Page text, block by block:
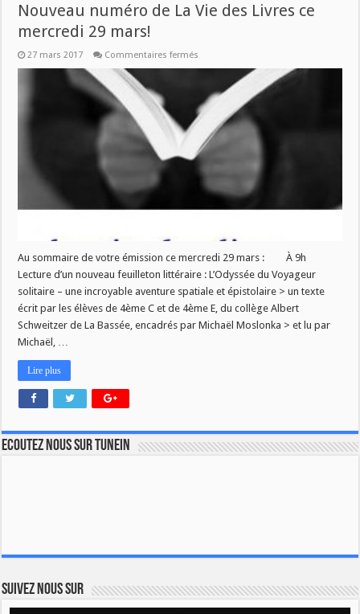
Nouveau numéro de La Vie des Livres ce
mercredi 29 mars!
27 mars 2017 Commentaires fermés
La
Vie
des
Livres
ce
mercredi
29
Au sommaire de votre émission ce mercredi 29 mars : À 9h
Lecture d’un nouveau feuilleton littéraire : L’Odyssée du Voyageur
solitaire – une incroyable aventure spatiale et épistolaire > un texte
écrit par les élèves de 4ème C et de 4ème E, du collège Albert
Schweitzer de La Bassée, encadrés par Michaël Moslonka > et lu par
Michaël, …
Lire plus
Ecoutez nous sur TuneIn
Suivez nous sur